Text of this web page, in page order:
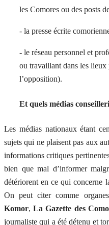
les Comores ou des posts
- la presse écrite
- le réseau personnel et
ou travaillant dans les
l’opposition).
Et quels médias
Les médias nationaux étant
sujets qui ne plaisent pas aux
informations critiques
bien que mal d’informer
détériorent en ce qui concerne
On peut citer comme
Komor,La Gazette des
journaliste qui a été détenu et